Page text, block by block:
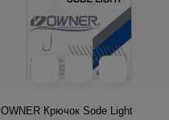
OWNER Крючок Sode Light